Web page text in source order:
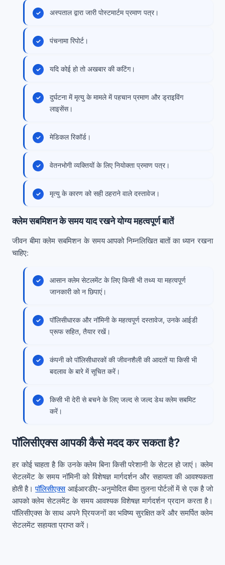
अस्पताल द्वारा जारी पोस्टमार्टम प्रमाण पत्र।
पंचनामा रिपोर्ट।
यदि कोई हो तो अखबार की कटिंग।
दुर्घटना में मृत्यु के मामले में पहचान प्रमाण और ड्राइविंग
लाइसेंस।
मेडिकल रिकॉर्ड।
वेतनभोगी व्यक्तियों के लिए नियोक्ता प्रमाण पत्र।
मृत्यु के कारण को सही ठहराने वाले दस्तावेज।
क्लेम सबमिशन के समय याद रखने योग्य महत्वपूर्ण बातें
जीवन बीमा क्लेम सबमिशन के समय आपको निम्नलिखित बातों का ध्यान रखना
चाहिए:
आसान क्लेम सेटलमेंट के लिए किसी भी तथ्य या महत्वपूर्ण
जानकारी को न छिपाएं।
पॉलिसीधारक और नॉमिनी के महत्वपूर्ण दस्तावेज, उनके आईडी
प्रूफ सहित, तैयार रखें।
कंपनी को पॉलिसीधारकों की जीवनशैली की आदतों या किसी भी
बदलाव के बारे में सूचित करें।
किसी भी देरी से बचने के लिए जल्द से जल्द डेथ क्लेम सबमिट
करें।
पॉलिसीएक्स आपकी कैसे मदद कर सकता है?
हर कोई चाहता है कि उनके क्लेम बिना किसी परेशानी के सेटल हो जाएं। क्लेम
सेटलमेंट के समय नॉमिनी को विशेषज्ञ मार्गदर्शन और सहायता की आवश्यकता
होती है।पॉलिसीएक्सआईआरडीए-अनुमोदित बीमा तुलना पोर्टलों में से एक है जो
आपको क्लेम सेटलमेंट के समय आवश्यक विशेषज्ञ मार्गदर्शन प्रदान करता है।
पॉलिसीएक्स के साथ अपने प्रियजनों का भविष्य सुरक्षित करें और समर्पित क्लेम
सेटलमेंट सहायता प्राप्त करें।